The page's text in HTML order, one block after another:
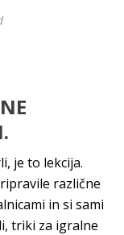
je to lekcija.
različne
in si sami
triki za igralne